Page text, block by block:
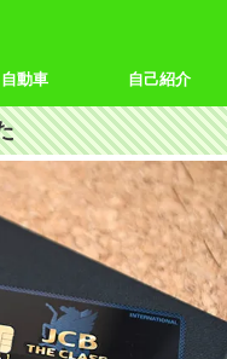
自動車 自己紹介